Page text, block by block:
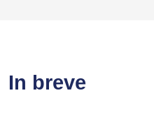
In breve